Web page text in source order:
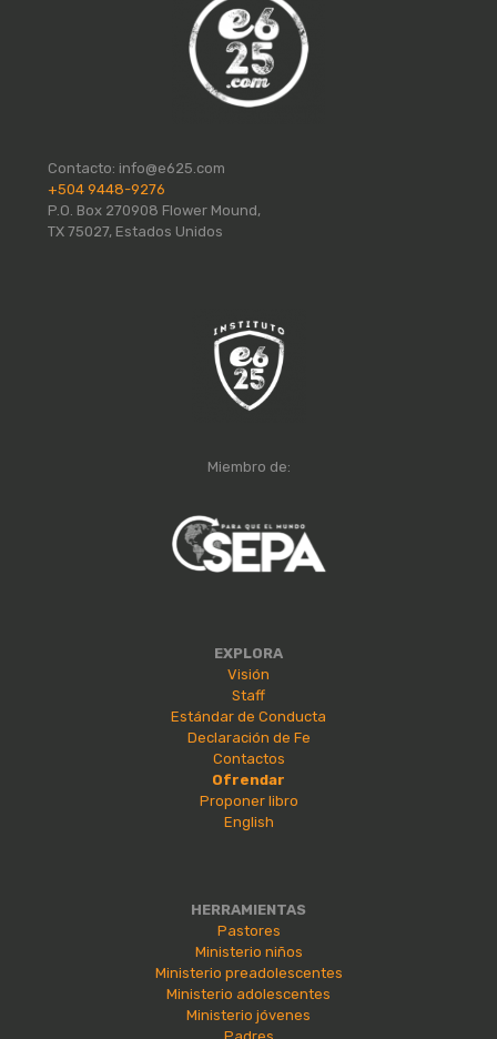
Contacto: info@e625.com
+504 9448-9276
P.O. Box 270908 Flower Mound,
TX 75027, Estados Unidos
Miembro de:
EXPLORA
Visión
Staff
Estándar de Conducta
Declaración de Fe
Contactos
Ofrendar
Proponer libro
English
HERRAMIENTAS
Pastores
Ministerio niños
Ministerio preadolescentes
Ministerio adolescentes
Ministerio jóvenes